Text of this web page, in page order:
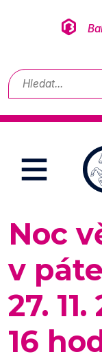
Vyhledávání
Noc
v
27.
16